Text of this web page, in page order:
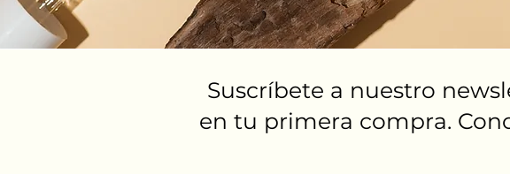
Suscríbete a nuestro
en tu primera compra.